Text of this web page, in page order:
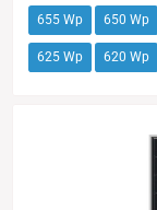
655 Wp
650 Wp
625 Wp 620 Wp